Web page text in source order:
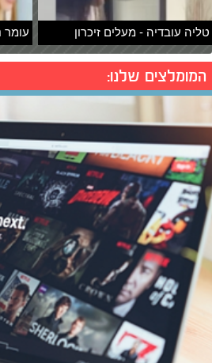
טליה עובדיה - מעלים זיכרון עומר
המומלצים שלנו: